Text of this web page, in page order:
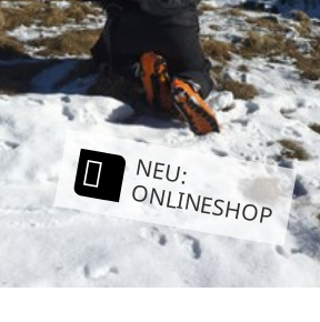
NEU:
ONLINESHOP